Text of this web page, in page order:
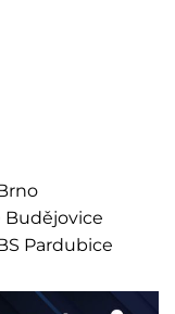
Budějovice
Pardubice